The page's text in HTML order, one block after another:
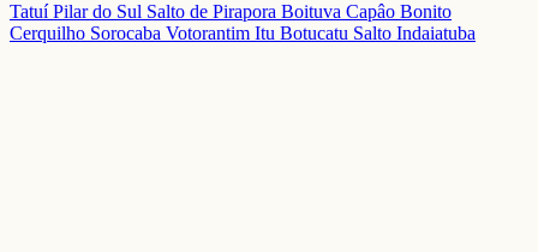
TatuíPilar do Sul Salto de Pirapora Boituva Capâo Bonito
Cerquilho Sorocaba Votorantim Itu Botucatu Salto Indaiatuba